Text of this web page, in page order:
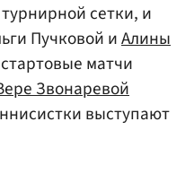
сетки, и
Пучковой иАлины
матчи
Звонаревой
выступают